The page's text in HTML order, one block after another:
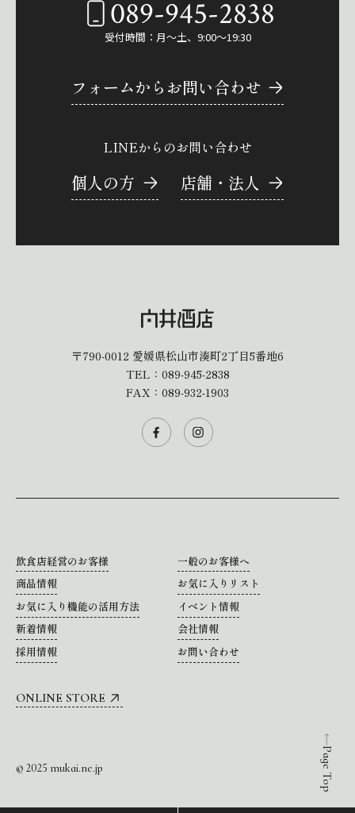
Page Top
089-945-2838
受付時間：月～土、9:00～19:30
フォームからお問い合わせ
LINEからのお問い合わせ
個人の方 店舗・法人
〒790-0012 愛媛県松山市湊町2丁目5番地6
TEL： 089-945-2838
FAX：089-932-1903
飲食店経営のお客様
一般のお客様へ
商品情報
お気に入りリスト
お気に入り機能の活用方法
イベント情報
新着情報
会社情報
採用情報
お問い合わせ
ONLINE STORE
© 2025 mukai.ne.jp